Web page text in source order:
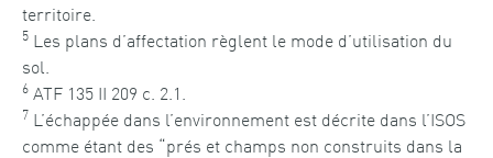
territoire.
5 Les plans d’affectation règlent le mode d’utilisation du
sol.
6 ATF 135 II 209 c. 2.1.
7 L’échappée dans l’environnement est décrite dans l’ISOS
comme étant des “prés et champs non construits dans la